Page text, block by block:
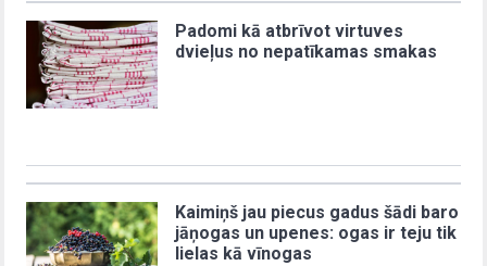
Padomi kā atbrīvot virtuves
dvieļus no nepatīkamas smakas
Kaimiņš jau piecus gadus šādi baro
jāņogas un upenes: ogas ir teju tik
lielas kā vīnogas